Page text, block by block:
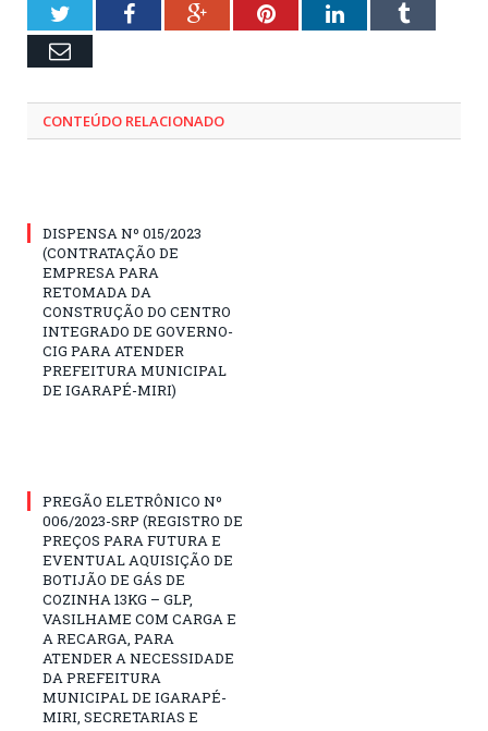
TwitterFacebookGoogle+PinterestLinkedInTumblr
Email
CONTEÚDO RELACIONADO
DISPENSA Nº 015/2023
(CONTRATAÇÃO DE
EMPRESA PARA
RETOMADA DA
CONSTRUÇÃO DO CENTRO
INTEGRADO DE GOVERNO-
CIG PARA ATENDER
PREFEITURA MUNICIPAL
DE IGARAPÉ-MIRI)
PREGÃO ELETRÔNICO Nº
006/2023-SRP (REGISTRO DE
PREÇOS PARA FUTURA E
EVENTUAL AQUISIÇÃO DE
BOTIJÃO DE GÁS DE
COZINHA 13KG – GLP,
VASILHAME COM CARGA E
A RECARGA, PARA
ATENDER A NECESSIDADE
DA PREFEITURA
MUNICIPAL DE IGARAPÉ-
MIRI, SECRETARIAS E